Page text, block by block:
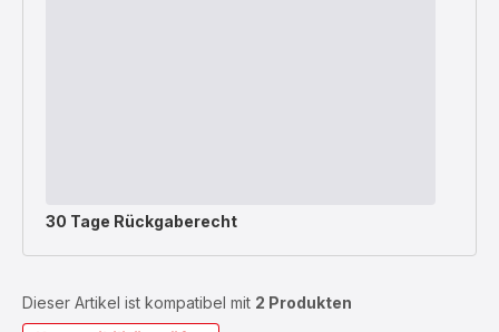
30 Tage Rückgaberecht
Dieser Artikel ist kompatibel mit 2 Produkten